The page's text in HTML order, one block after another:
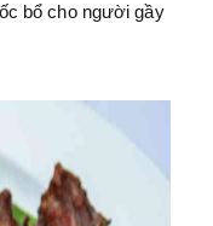
bổ cho người gầy